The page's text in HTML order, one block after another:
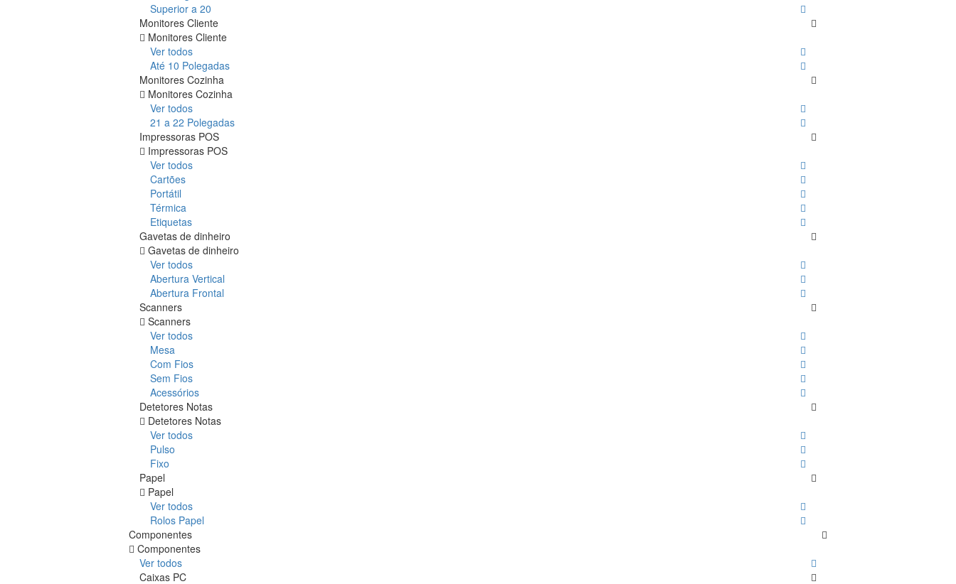
Superior a 20
Monitores Cliente
Monitores Cliente
Ver todos
Até 10 Polegadas
Monitores Cozinha
Monitores Cozinha
Ver todos
21 a 22 Polegadas
Impressoras POS
Impressoras POS
Ver todos
Cartões
Portátil
Térmica
Etiquetas
Gavetas de dinheiro
Gavetas de dinheiro
Ver todos
Abertura Vertical
Abertura Frontal
Scanners
Scanners
Ver todos
Mesa
Com Fios
Sem Fios
Acessórios
Detetores Notas
Detetores Notas
Ver todos
Pulso
Fixo
Papel
Papel
Ver todos
Rolos Papel
Componentes
Componentes
Ver todos
Caixas PC